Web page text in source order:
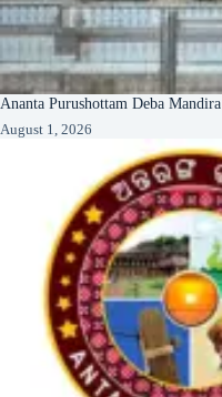
Ananta Purushottam Deba Mandira
August 1, 2026